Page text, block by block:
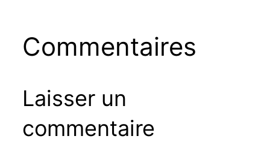
Commentaires
Laisser un
commentaire